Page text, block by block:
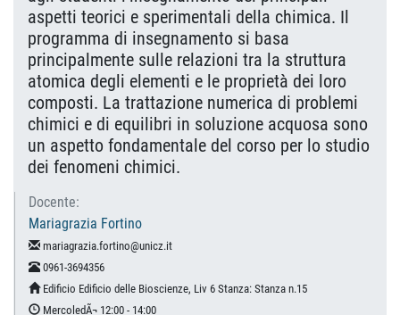
aspetti teorici e sperimentali della chimica. Il
programma di insegnamento si basa
principalmente sulle relazioni tra la struttura
atomica degli elementi e le proprietà dei loro
composti. La trattazione numerica di problemi
chimici e di equilibri in soluzione acquosa sono
un aspetto fondamentale del corso per lo studio
dei fenomeni chimici.
Docente:
Mariagrazia Fortino
mariagrazia.fortino@unicz.it
0961-3694356
Edificio Edificio delle Bioscienze, Liv 6 Stanza: Stanza n.15
MercoledÃ¬ 12:00 - 14:00